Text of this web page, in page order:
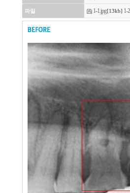
파일 1-1.jpg[13kb] 1-